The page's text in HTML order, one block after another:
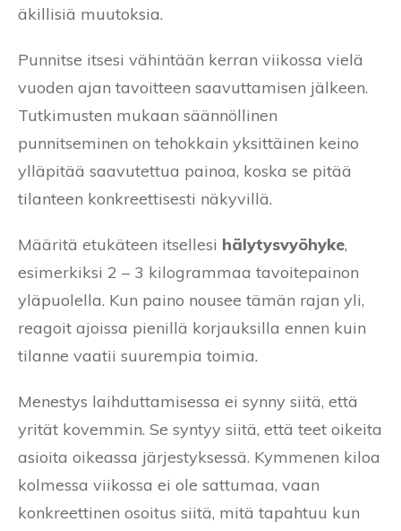
äkillisiä muutoksia.
Punnitse itsesi vähintään kerran viikossa vielä
vuoden ajan tavoitteen saavuttamisen jälkeen.
Tutkimusten mukaan säännöllinen
punnitseminen on tehokkain yksittäinen keino
ylläpitää saavutettua painoa, koska se pitää
tilanteen konkreettisesti näkyvillä.
Määritä etukäteen itsellesi hälytysvyöhyke,
esimerkiksi 2 – 3 kilogrammaa tavoitepainon
yläpuolella. Kun paino nousee tämän rajan yli,
reagoit ajoissa pienillä korjauksilla ennen kuin
tilanne vaatii suurempia toimia.
Menestys laihduttamisessa ei synny siitä, että
yrität kovemmin. Se syntyy siitä, että teet oikeita
asioita oikeassa järjestyksessä. Kymmenen kiloa
kolmessa viikossa ei ole sattumaa, vaan
konkreettinen osoitus siitä, mitä tapahtuu kun